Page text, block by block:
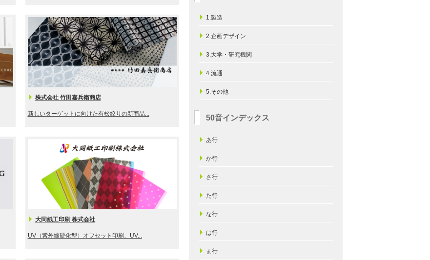
株式会社 竹田嘉兵衛商店
新しいターゲットに向けた有松絞りの新商品...
大同紙工印刷 株式会社
UV（紫外線硬化型）オフセット印刷、UV...
1.製造
2.企画デザイン
3.大学・研究機関
4.流通
5.その他
50音インデックス
あ行
か行
さ行
た行
な行
は行
ま行